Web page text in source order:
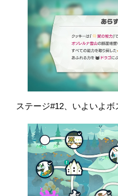
ステージ#12、いよいよボ